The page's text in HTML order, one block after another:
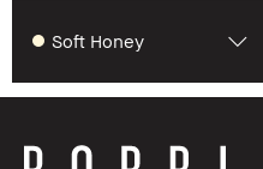
Soft Honey